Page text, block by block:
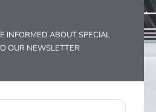
INFORMED ABOUT SPECIAL
OUR NEWSLETTER